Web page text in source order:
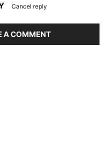
Cancel reply
A COMMENT